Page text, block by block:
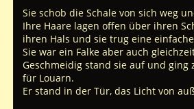
Sie schob die Schale von sich weg
Ihre Haare lagen offen über ihren
ihren Hals und sie trug eine
Sie war ein Falke aber auch
Geschmeidig stand sie auf und ging
für Louarn.
Er stand in der Tür, das Licht von